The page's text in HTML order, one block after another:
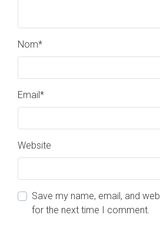
Nom*
Email*
Website
Save my name, email, and
for the next time I comment.